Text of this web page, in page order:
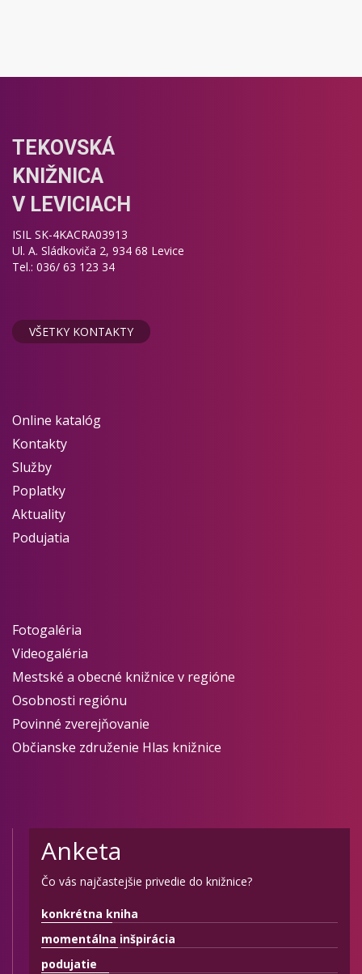
TEKOVSKÁ
KNIŽNICA
V LEVICIACH
ISIL SK-4KACRA03913
Ul. A. Sládkoviča 2, 934 68 Levice
Tel.: 036/ 63 123 34
VŠETKY KONTAKTY
Online katalóg
Kontakty
Služby
Poplatky
Aktuality
Podujatia
Fotogaléria
Videogaléria
Mestské a obecné knižnice v regióne
Osobnosti regiónu
Povinné zverejňovanie
Občianske združenie Hlas knižnice
Anketa
Čo vás najčastejšie privedie do knižnice?
konkrétna kniha
momentálna inšpirácia
podujatie